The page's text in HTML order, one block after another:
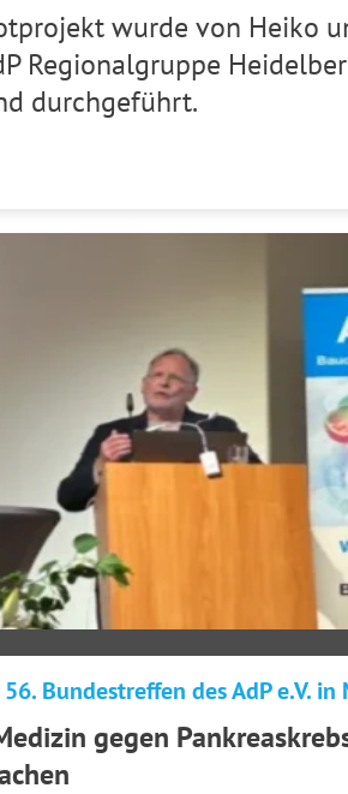
wurde von Heiko
Regionalgruppe
durchgeführt.
Bundestreffen des AdP e.V.
gegen